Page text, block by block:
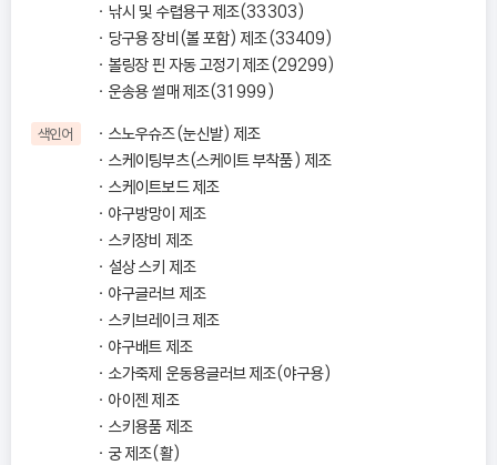
낚시 및 수렵용구 제조(33303)
당구용 장비(볼 포함) 제조(33409)
볼링장 핀 자동 고정기 제조(29299)
운송용 썰매 제조(31999)
색인어
스노우슈즈(눈신발) 제조
스케이팅부츠(스케이트 부착품) 제조
스케이트보드 제조
야구방망이 제조
스키장비 제조
설상 스키 제조
야구글러브 제조
스키브레이크 제조
야구배트 제조
소가죽제 운동용글러브 제조(야구용)
아이젠 제조
스키용품 제조
궁 제조(활)